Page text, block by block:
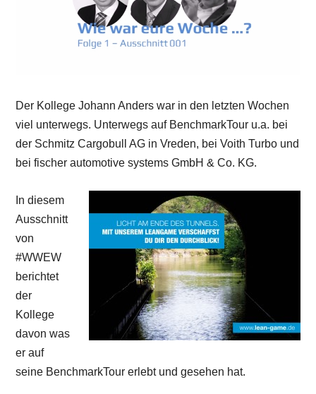
Der Kollege Johann Anders war in den letzten Wochen
viel unterwegs. Unterwegs auf BenchmarkTour u.a. bei
der Schmitz Cargobull AG in Vreden, bei Voith Turbo und
bei fischer automotive systems GmbH & Co. KG.
In diesem
Ausschnitt
von
#WWEW
berichtet
der
Kollege
davon was
er auf
seine BenchmarkTour erlebt und gesehen hat.